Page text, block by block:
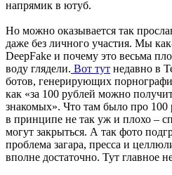
напрямик в ютуб.
Но можно оказывается так
даже без личного участия. Мы
DeepFake и почему это весьма
воду глядели. Вот тут недавно в
ботов, генерирующих
как «за 100 рублей можно
знакомых». Что там было про 100
в принципе не так уж и плохо –
могут закрыться. А так фото
проблема загара, пресса и
вполне достаточно. Тут главное